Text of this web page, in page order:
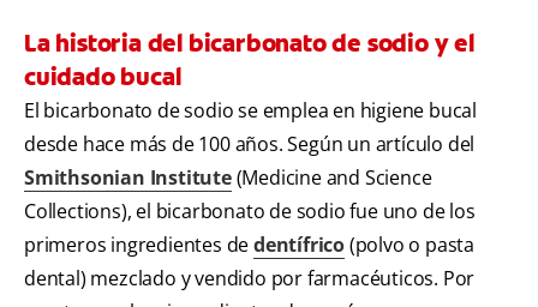
La historia del bicarbonato de sodio y el
cuidado bucal
El bicarbonato de sodio se emplea en higiene bucal
desde hace más de 100 años. Según un artículo del
Smithsonian Institute(Medicine and Science
Collections), el bicarbonato de sodio fue uno de los
primeros ingredientes dedentífrico(polvo o pasta
dental) mezclado y vendido por farmacéuticos. Por